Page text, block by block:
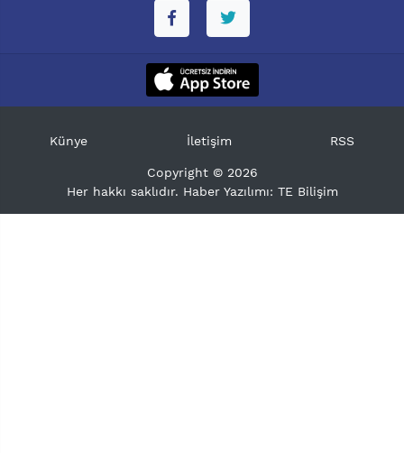
Künye İletişim RSS
Copyright © 2026
Her hakkı saklıdır. Haber Yazılımı: TE Bilişim